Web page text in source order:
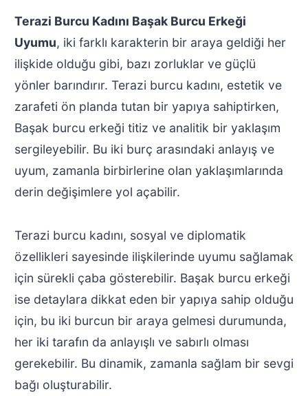
Terazi Burcu Kadını Başak Burcu Erkeği
Uyumu, iki farklı karakterin bir araya geldiği her
ilişkide olduğu gibi, bazı zorluklar ve güçlü
yönler barındırır. Terazi burcu kadını, estetik ve
zarafeti ön planda tutan bir yapıya sahiptirken,
Başak burcu erkeği titiz ve analitik bir yaklaşım
sergileyebilir. Bu iki burç arasındaki anlayış ve
uyum, zamanla birbirlerine olan yaklaşımlarında
derin değişimlere yol açabilir.
Terazi burcu kadını, sosyal ve diplomatik
özellikleri sayesinde ilişkilerinde uyumu sağlamak
için sürekli çaba gösterebilir. Başak burcu erkeği
ise detaylara dikkat eden bir yapıya sahip olduğu
için, bu iki burcun bir araya gelmesi durumunda,
her iki tarafın da anlayışlı ve sabırlı olması
gerekebilir. Bu dinamik, zamanla sağlam bir sevgi
bağı oluşturabilir.